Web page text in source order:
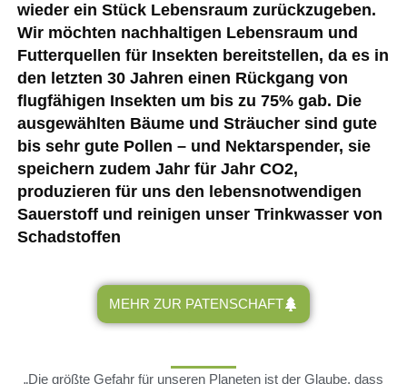
wieder ein Stück Lebensraum zurückzugeben.
Wir möchten nachhaltigen Lebensraum und
Futterquellen für Insekten bereitstellen, da es in
den letzten 30 Jahren einen Rückgang von
flugfähigen Insekten um bis zu 75% gab. Die
ausgewählten Bäume und Sträucher sind gute
bis sehr gute Pollen – und Nektarspender, sie
speichern zudem Jahr für Jahr CO2,
produzieren für uns den lebensnotwendigen
Sauerstoff und reinigen unser Trinkwasser von
Schadstoffen
MEHR ZUR PATENSCHAFT
„Die größte Gefahr für unseren Planeten ist der Glaube, dass